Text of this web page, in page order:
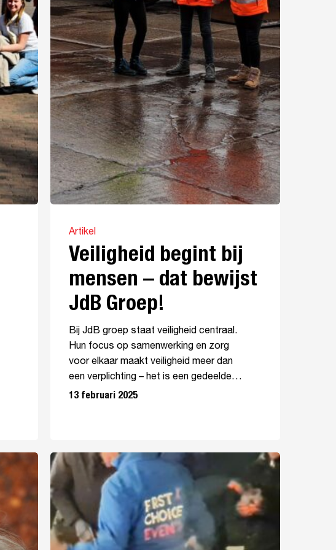
Artikel
Veiligheid begint bij
mensen – dat bewijst
JdB Groep!
Bij JdB groep staat veiligheid centraal.
Hun focus op samenwerking en zorg
voor elkaar maakt veiligheid meer dan
een verplichting – het is een gedeelde…
13 februari 2025
Micoll
kerstfeest
2024!